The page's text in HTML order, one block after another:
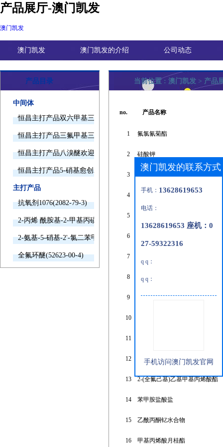
产品展厅-澳门凯发
澳门凯发
澳门凯发 澳门凯发的介绍 公司动态
产品目录
中间体
恒昌主打产品双六甲基三胺欢迎询价
恒昌主打产品三氟甲基三甲基硅烷欢迎询价
恒昌主打产品八溴醚欢迎询价
恒昌主打产品5-硝基愈创木酚钠欢迎询价
主打产品
抗氧剂1076(2082-79-3)
2-丙烯 酰胺基-2-甲基丙磺酸(15214-89-8)
2-氨基-5-硝基-2'-氯二苯甲酮(2011-66-7)
全氟环醚(52623-00-4)
当前位置 : 澳门凯发 > 产品
no. 产品名称
1 氟氯氰菊酯
2 硅酸钾
3
4 红色素-16
5
6
7
8 氧氯化铜
9 癸基硫酸钠
10
11
12 1,2-环己烷二羧酰亚胺
13 2-(全氟己基)乙基甲基丙烯酸酯
14 苯甲胺盐酸盐
15 乙酰丙酮钇水合物
16 甲基丙烯酸月桂酯
澳门凯发的联系方式
手机： 13628619653
电话：
13628619653 座机：0
27-59322316
q q：
q q：
手机访问澳门凯发官网